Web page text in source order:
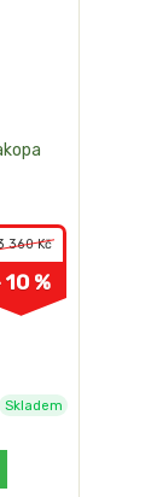
360 Kč
10 %
Skladem